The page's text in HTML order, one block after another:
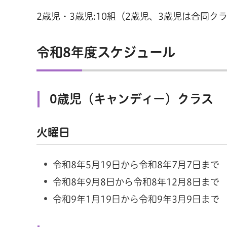
2歳児・3歳児:10組（2歳児、3歳児は合同クラ
令和8年度スケジュール
0歳児（キャンディー）クラス
火曜日
令和8年5月19日から令和8年7月7日まで
令和8年9月8日から令和8年12月8日まで
令和9年1月19日から令和9年3月9日まで